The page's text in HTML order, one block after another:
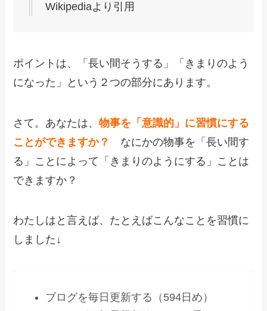
Wikipediaより引用
ポイントは、「長い間そうする」「きまりのよう
になった」という２つの部分にあります。
さて。あなたは、物事を「意識的」に習慣にする
ことができますか？
なにかの物事を「長い間す
る」ことによって「きまりのようにする」ことは
できますか？
わたしはと言えば、たとえばこんなことを習慣に
しました↓
ブログを毎日更新する（594日め）